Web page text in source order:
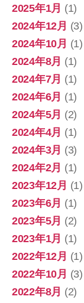
2025年1月 (1)
2024年12月 (3)
2024年10月 (1)
2024年8月 (1)
2024年7月 (1)
2024年6月 (1)
2024年5月 (2)
2024年4月 (1)
2024年3月 (3)
2024年2月 (1)
2023年12月 (1)
2023年6月 (1)
2023年5月 (2)
2023年1月 (1)
2022年12月 (1)
2022年10月 (3)
2022年8月 (2)